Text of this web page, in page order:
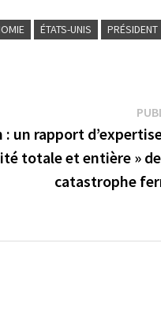
ÉTATS-UNIS
PRÉSIDENT
: un rapport
totale et entière »
catastrophe